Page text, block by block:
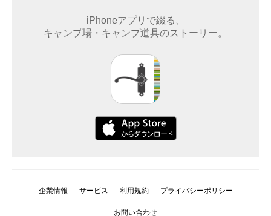
iPhoneアプリで綴る、
キャンプ場・キャンプ道具のストーリー。
企業情報 サービス 利用規約 プライバシーポリシー
お問い合わせ